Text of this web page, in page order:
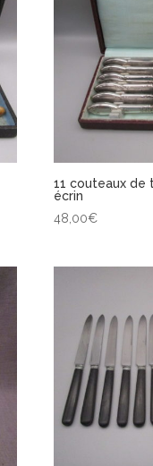
11 couteaux de
écrin
48,00€